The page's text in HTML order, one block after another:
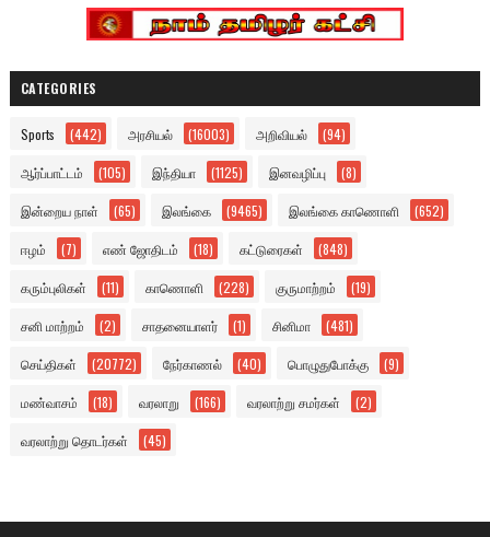
CATEGORIES
Sports (442) அரசியல் (16003) அறிவியல் (94)
ஆர்ப்பாட்டம் (105) இந்தியா (1125) இனவழிப்பு (8)
இன்றைய நாள் (65) இலங்கை (9465) இலங்கை காணொளி (652)
ஈழம் (7) எண் ஜோதிடம் (18) கட்டுரைகள் (848)
கரும்புலிகள் (11) காணொளி (228) குருமாற்றம் (19)
சனி மாற்றம் (2) சாதனையாளர் (1) சினிமா (481)
செய்திகள் (20772) நேர்காணல் (40) பொழுதுபோக்கு (9)
மண்வாசம் (18) வரலாறு (166) வரலாற்று சமர்கள் (2)
வரலாற்று தொடர்கள் (45)